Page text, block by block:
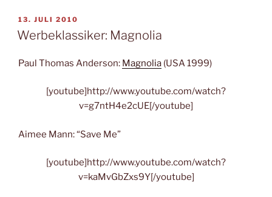
Palma“
VERÖFFENTLICHT
AM
13. JULI 2010
Werbeklassiker: Magnolia
Paul Thomas Anderson: Magnolia (USA 1999)
[youtube]http://www.youtube.com/watch?
v=g7ntH4e2cUE[/youtube]
Aimee Mann: “Save Me”
[youtube]http://www.youtube.com/watch?
v=kaMvGbZxs9Y[/youtube]